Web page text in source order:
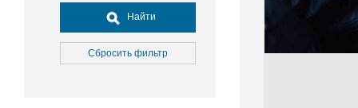
Досуг, туризм и отдых
Культура
Медицина
Найти
Сбросить фильтр